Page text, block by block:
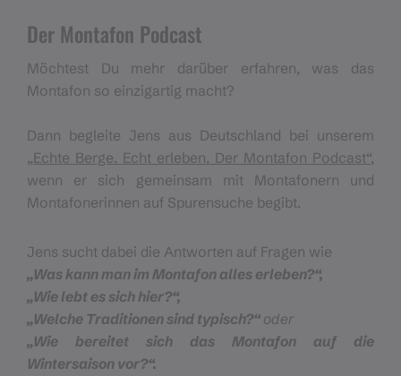
Der Montafon Podcast
Möchtest Du mehr darüber erfahren, was das
Montafon so einzigartig macht?
Dann begleite Jens aus Deutschland bei unserem
„Echte Berge. Echt erleben. Der Montafon Podcast“,
wenn er sich gemeinsam mit Montafonern und
Montafonerinnen auf Spurensuche begibt.
Jens sucht dabei die Antworten auf Fragen wie
„Was kann man im Montafon alles erleben?“,
„Wie lebt es sich hier?“,
„Welche Traditionen sind typisch?“ oder
„Wie bereitet sich das Montafon auf die
Wintersaison vor?“.